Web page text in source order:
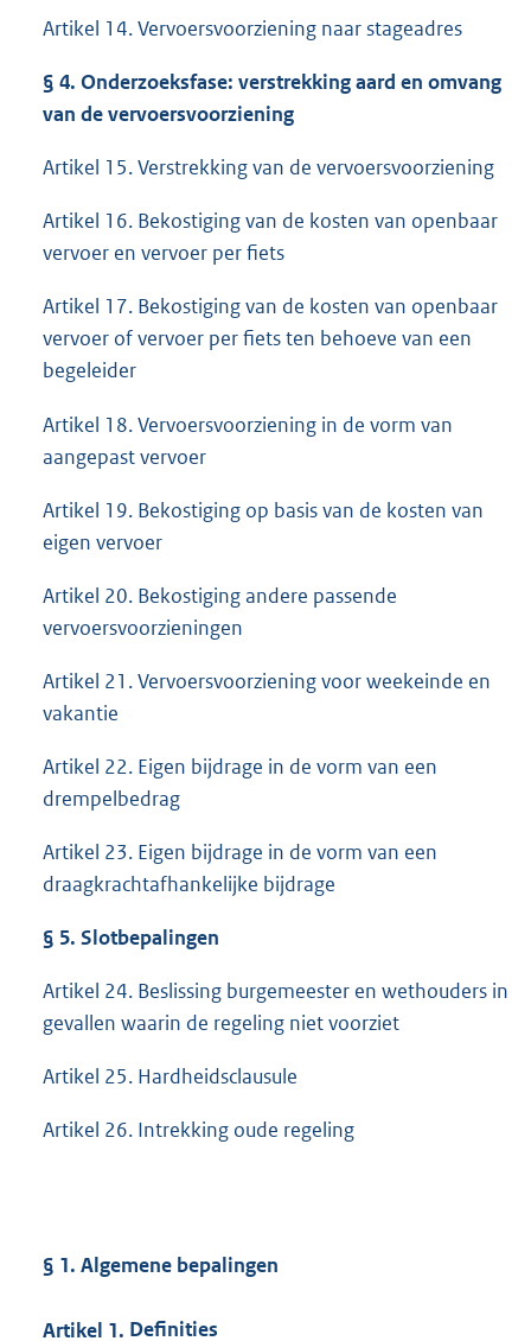
Artikel 14. Vervoersvoorziening naar stageadres
§ 4. Onderzoeksfase: verstrekking aard en omvang
van de vervoersvoorziening
Artikel 15. Verstrekking van de vervoersvoorziening
Artikel 16. Bekostiging van de kosten van openbaar
vervoer en vervoer per fiets
Artikel 17. Bekostiging van de kosten van openbaar
vervoer of vervoer per fiets ten behoeve van een
begeleider
Artikel 18. Vervoersvoorziening in de vorm van
aangepast vervoer
Artikel 19. Bekostiging op basis van de kosten van
eigen vervoer
Artikel 20. Bekostiging andere passende
vervoersvoorzieningen
Artikel 21. Vervoersvoorziening voor weekeinde en
vakantie
Artikel 22. Eigen bijdrage in de vorm van een
drempelbedrag
Artikel 23. Eigen bijdrage in de vorm van een
draagkrachtafhankelijke bijdrage
§ 5. Slotbepalingen
Artikel 24. Beslissing burgemeester en wethouders in
gevallen waarin de regeling niet voorziet
Artikel 25. Hardheidsclausule
Artikel 26. Intrekking oude regeling
§ 1. Algemene bepalingen
Artikel 1. Definities